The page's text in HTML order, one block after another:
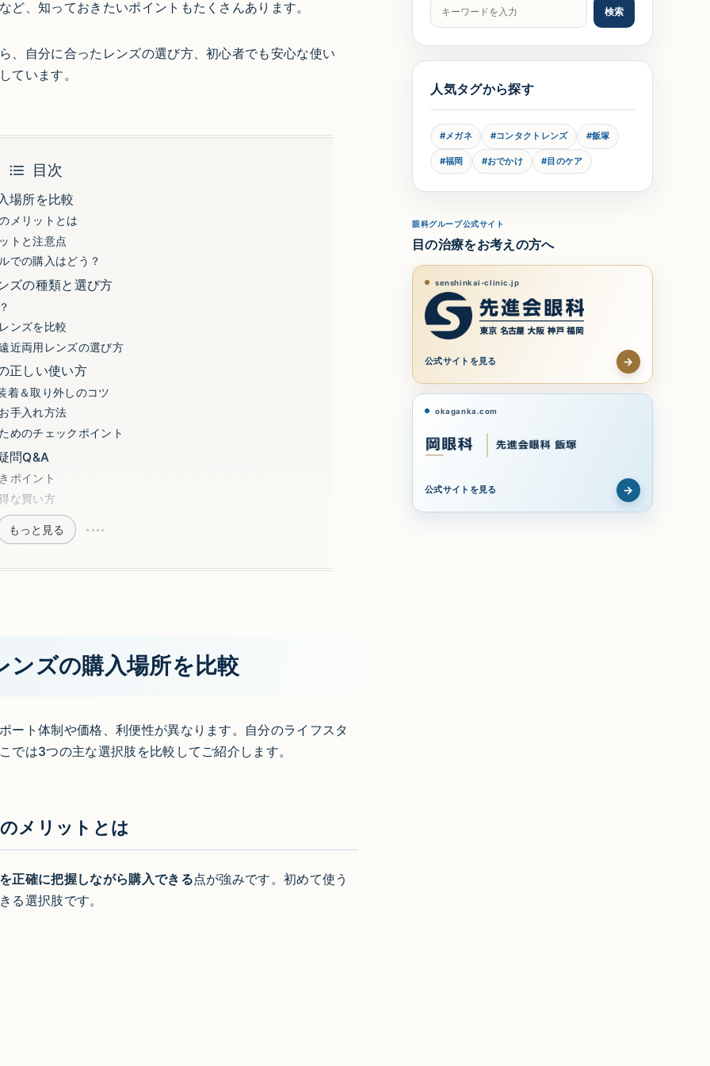
、知っておきたいポイントもたくさんあります。
、自分に合ったレンズの選び方、初心者でも安心な使い
ています。
目次
場所を比較
メリットとは
トと注意点
での購入はどう？
ズの種類と選び方
ンズを比較
近両用レンズの選び方
正しい使い方
着＆取り外しのコツ
手入れ方法
めのチェックポイント
問Q&A
ポイント
な買い方
もっと見る
ズの購入場所を比較
ート体制や価格、利便性が異なります。自分のライフスタ
は3つの主な選択肢を比較してご紹介します。
メリットとは
正確に把握しながら購入できる点が強みです。初めて使う
る選択肢です。
検索
人気タグから探す
#メガネ #コンタクトレンズ #飯塚
#福岡 #おでかけ #目のケア
眼科グループ公式サイト
目の治療をお考えの方へ
senshinkai-clinic.jp
公式サイトを見る →
okaganka.com
公式サイトを見る →